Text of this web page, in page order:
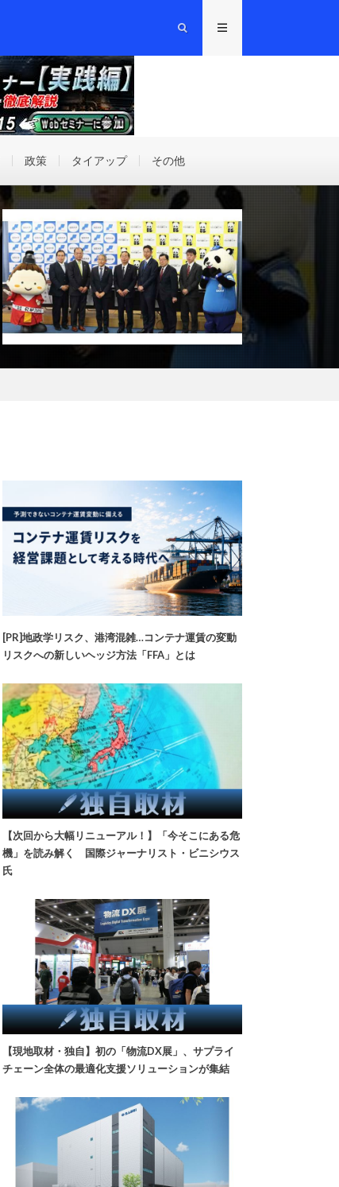
政策 タイアップ その他
[PR]地政学リスク、港湾混雑…コンテナ運賃の変動
リスクへの新しいヘッジ方法「FFA」とは
【次回から大幅リニューアル！】「今そこにある危
機」を読み解く 国際ジャーナリスト・ビニシウス
氏
【現地取材・独自】初の「物流DX展」、サプライ
チェーン全体の最適化支援ソリューションが集結